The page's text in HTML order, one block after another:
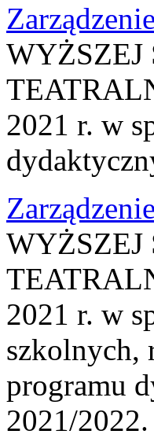
2021 r. w
2021 r. w
szkolnych,
programu
2021/2022.